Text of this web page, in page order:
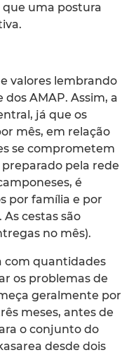
que uma postura
valores lembrando
AMAP. Assim, a
já que os
mês, em relação
se comprometem
pela rede
é
por família e por
cestas são
no mês).
com quantidades
os problemas de
geralmente por
meses, antes de
o conjunto do
desde dois